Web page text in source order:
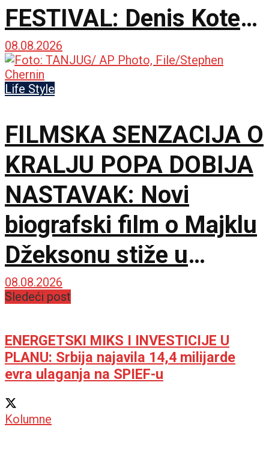
FESTIVAL: Denis Kote
predstavio novu dramu
na 79. izdanju u
08.08.2026
Life Style
FILMSKA SENZACIJA O
KRALJU POPA DOBIJA
NASTAVAK: Novi
biografski film o Majklu
Džeksonu stiže u
bioskope
08.08.2026
Sledeći post
ENERGETSKI MIKS I INVESTICIJE U
PLANU: Srbija najavila 14,4 milijarde
evra ulaganja na SPIEF-u
Kolumne